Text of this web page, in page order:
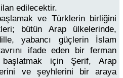
edilecektir.
ve Türklerin birliğini
bütün Arap ülkelerinde,
yabancı güçlerin İslam
ifade eden bir ferman
başlatmak için Şerif, Arap
ve şeyhlerini bir araya